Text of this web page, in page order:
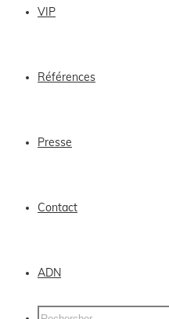
VIP
Références
Presse
Contact
ADN